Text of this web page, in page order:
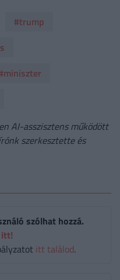
#trump
AI-asszisztens működött
szerkesztette és
szólhat hozzá.
itt!
itt találod.